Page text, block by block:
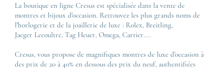
La boutique en ligne Cresus est spécialisée dans la vente de
montres et bijoux d'occasion. Retrouvez les plus grands noms de
l'horlogerie et de la joaillerie de luxe : Rolex, Breitling,
Jaeger Lecoultre, Tag Heuer, Omega, Cartier....
Cresus, vous propose de magnifiques montres de luxe d'occasion à
des prix de 20 à 40% en dessous des prix du neuf, authentifiées